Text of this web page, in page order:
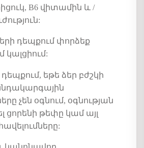
B6 վիտամին և /
դեպքում փորձեք
կալցիում:
եթե ձեր բժշկի
չեն օգնում, օգնության
ցորենի թեփը կամ այլ